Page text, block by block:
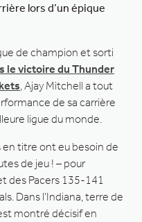
lors d’un épique
de champion et sorti
le victoire du Thunder
, Ajay Mitchell a tout
de sa carrière
ligue du monde.
titre ont eu besoin de
de jeu ! – pour
des Pacers 135-141
Dans l’Indiana, terre de
montré décisif en